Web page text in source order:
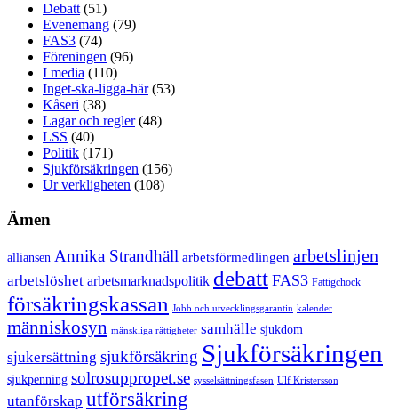
Debatt (51)
Evenemang (79)
FAS3 (74)
Föreningen (96)
I media (110)
Inget-ska-ligga-här(53)
Kåseri (38)
Lagar och regler(48)
LSS (40)
Politik (171)
Sjukförsäkringen (156)
Ur verkligheten (108)
Ämen
alliansen Annika Strandhäll arbetsförmedlingen arbetslinjen
arbetslöshet arbetsmarknadspolitik debatt FAS3 Fattigchock
försäkringskassan Jobb och utvecklingsgarantin kalender
människosyn mänskliga rättigheter samhälle sjukdom
sjukersättning sjukförsäkring Sjukförsäkringen
sjukpenning solrosuppropet.se sysselsättningsfasen Ulf Kristersson
utanförskap utförsäkring